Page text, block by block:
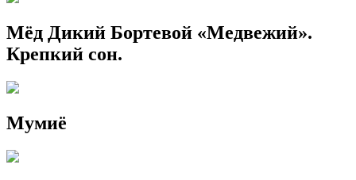
Мёд Дикий Бортевой «Медвежий».
Крепкий сон.
Мумиё